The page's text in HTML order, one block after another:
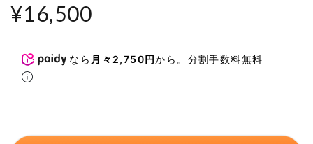
¥16,500
なら 月々2,750円から。分割手数料無料